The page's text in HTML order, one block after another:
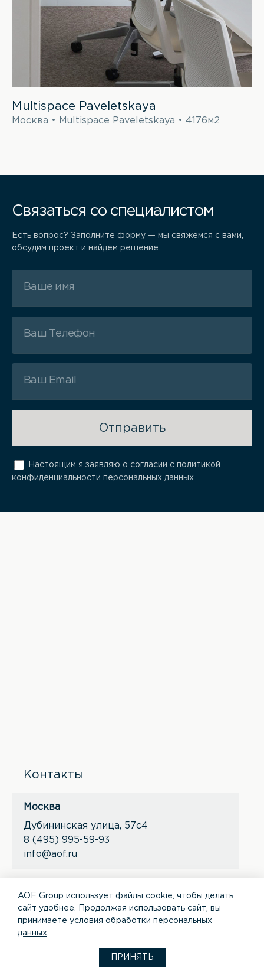
Multispace Paveletskaya
Москва • Multispace Paveletskaya • 4176м2
Связаться со специалистом
Есть вопрос? Заполните форму — мы свяжемся с вами,
обсудим проект и найдём решение.
Отправить
Настоящим я заявляю о согласии с политикой
конфиденциальности персональных данных
Контакты
Москва
Дубининская улица, 57с4
8 (495) 995-59-93
info@aof.ru
© 2026 'АОФ Групп' Все права защищены.
AOF Group использует файлы cookie , чтобы делать
сайт удобнее. Продолжая использовать сайт, вы
принимаете условия обработки персональных
данных
ПРИНЯТЬ